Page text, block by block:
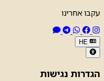
עקבו אחרינו
HE
הגדרות נגישות